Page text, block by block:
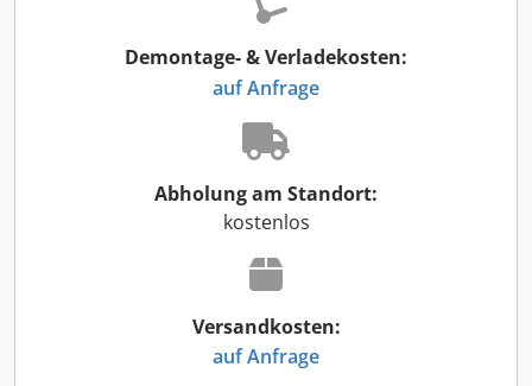
Demontage- & Verladekosten:
auf Anfrage
Abholung am Standort:
kostenlos
Versandkosten:
auf Anfrage